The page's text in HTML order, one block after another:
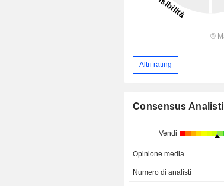
Altri rating
Consensus Analisti
Vendi
Opinione media
Numero di analisti